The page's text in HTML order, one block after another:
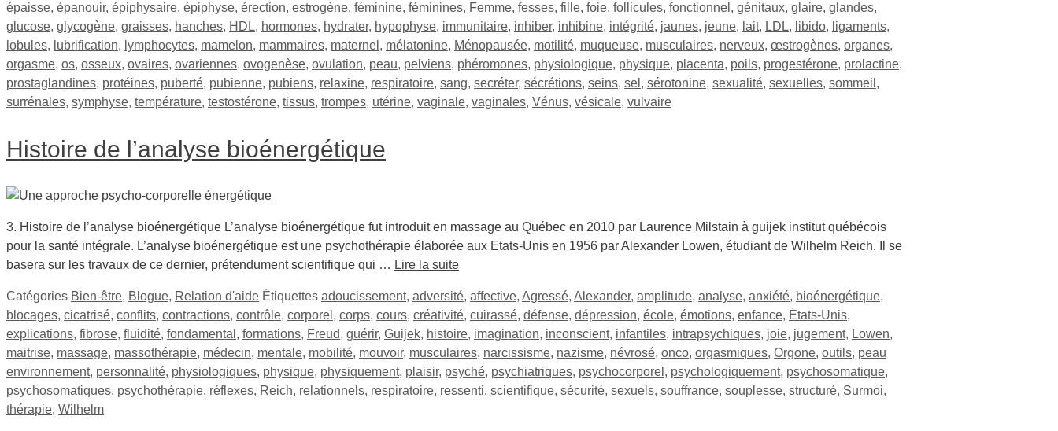
épaisse, épanouir, épiphysaire, épiphyse, érection, estrogène, féminine, féminines, Femme, fesses, fille, foie, follicules, fonctionnel , génitaux, glaire, glandes,
glucose, glycogène, graisses, hanches, HDL, hormones, hydrater, hypophyse, immunitaire, inhiber, inhibine, intégrité, jaunes, jeune, lait, LDL, libido, ligaments,
lobules, lubrification, lymphocytes, mamelon, mammaires, maternel , mélatonine, Ménopausée, motilité, muqueuse, musculaires, nerveux, œstrogènes, organes,
orgasme, os, osseux, ovaires, ovariennes, ovogenèse, ovulation, peau, pelviens, phéromones, physiologique, physique, placenta, poils, progestérone, prolactine,
prostaglandines, protéines, puberté, pubienne, pubiens, relaxine, respiratoire, sang, secréter, sécrétions, seins, sel , sérotonine, sexualité, sexuelles, sommeil ,
surrénales, symphyse, température, testostérone, tissus, trompes, utérine, vaginale, vaginales, Vénus, vésicale, vulvaire
Histoire de l’analyse bioénergétique
3. Histoire de l’analyse bioénergétique L’analyse bioénergétique fut introduit en massage au Québec en 2010 par Laurence Milstain à guijek institut québécois
pour la santé intégrale. L’analyse bioénergétique est une psychothérapie élaborée aux Etats-Unis en 1956 par Alexander Lowen, étudiant de Wilhelm Reich. Il se
basera sur les travaux de ce dernier, prétendument scientifique qui … Lire la suite
Catégories Bien-être, Blogue, Relation d'aide Étiquettes adoucissement, adversité, affective, Agressé, Alexander, amplitude, analyse, anxiété, bioénergétique,
blocages, cicatrisé, conflits, contractions, contrôle, corporel , corps, cours, créativité, cuirassé, défense, dépression, école, émotions, enfance, États-Unis,
explications, fibrose, fluidité, fondamental , formations, Freud, guérir, Guijek, histoire, imagination, inconscient, infantiles, intrapsychiques, joie, jugement, Lowen,
maitrise, massage, massothérapie, médecin, mentale, mobilité, mouvoir, musculaires, narcissisme, nazisme, névrosé, onco, orgasmiques, Orgone, outils, peau
environnement, personnalité, physiologiques, physique, physiquement, plaisir, psyché, psychiatriques, psychocorporel , psychologiquement, psychosomatique,
psychosomatiques, psychothérapie, réflexes, Reich, relationnels, respiratoire, ressenti, scientifique, sécurité, sexuels, souffrance, souplesse, structuré, Surmoi,
thérapie, Wilhelm